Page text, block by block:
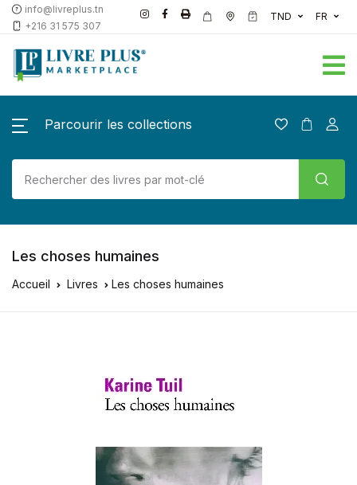
info@livreplus.tn
+216 31 575 307
TND FR
Parcourir les collections
Les choses humaines
Accueil Livres Les choses humaines